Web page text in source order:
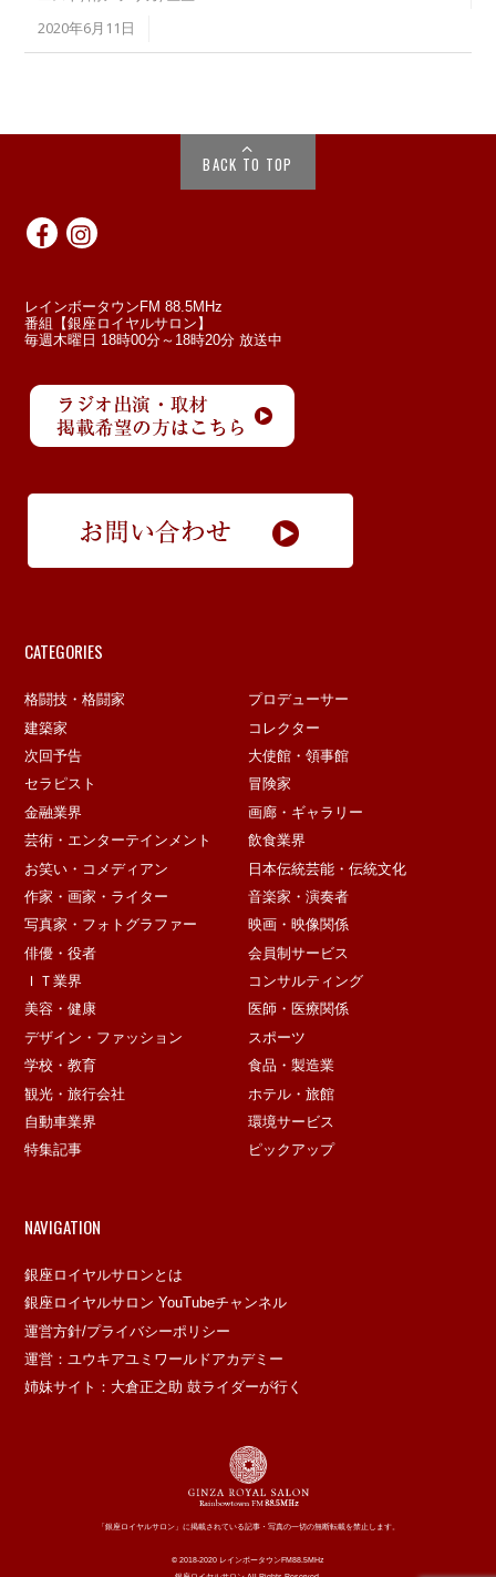
2020年6月11日
BACK TO TOP
レインボータウンFM 88.5MHz
番組【銀座ロイヤルサロン】
毎週木曜日 18時00分～18時20分 放送中
CATEGORIES
格闘技・格闘家
プロデューサー
建築家
コレクター
次回予告
大使館・領事館
セラピスト
冒険家
金融業界
画廊・ギャラリー
芸術・エンターテインメント
飲食業界
お笑い・コメディアン
日本伝統芸能・伝統文化
作家・画家・ライター
音楽家・演奏者
写真家・フォトグラファー
映画・映像関係
俳優・役者
会員制サービス
ＩＴ業界
コンサルティング
美容・健康
医師・医療関係
デザイン・ファッション
スポーツ
学校・教育
食品・製造業
観光・旅行会社
ホテル・旅館
自動車業界
環境サービス
特集記事
ピックアップ
NAVIGATION
銀座ロイヤルサロンとは
銀座ロイヤルサロン YouTubeチャンネル
運営方針/プライバシーポリシー
運営：ユウキアユミワールドアカデミー
姉妹サイト：大倉正之助 鼓ライダーが行く
「銀座ロイヤルサロン」に掲載されている記事・写真の一切の無断転載を禁止します。
© 2018-2020 レインボータウンFM88.5MHz